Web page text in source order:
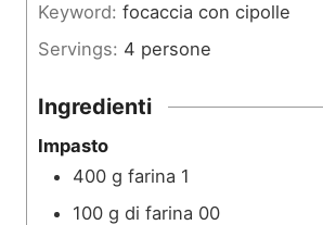
u
i
Keyword: focaccia con cipolle
Servings: 4 persone
Ingredienti
Impasto
400 g farina 1
100 g di farina 00